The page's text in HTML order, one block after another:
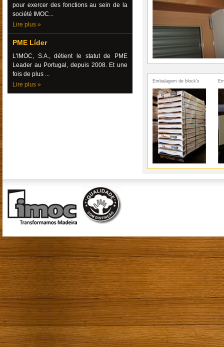
pour exercer des fonctions au sein de la
société IMOC...
Lire plus »
PME Líder
L'IMOC, S.A., détient le statut de PME
Leader au Portugal, depuis 2008. Et une
fois de plus ...
Lire plus »
Embalagem de block's